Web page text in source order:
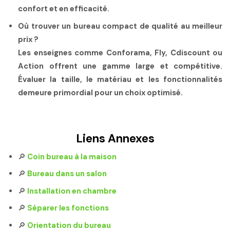
confort et en efficacité.
Où trouver un bureau compact de qualité au meilleur
prix ?
Les enseignes comme Conforama, Fly, Cdiscount ou
Action offrent une gamme large et compétitive.
Évaluer la taille, le matériau et les fonctionnalités
demeure primordial pour un choix optimisé.
Liens Annexes
🔎 Coin bureau à la maison
🔎 Bureau dans un salon
🔎 Installation en chambre
🔎 Séparer les fonctions
🔎 Orientation du bureau